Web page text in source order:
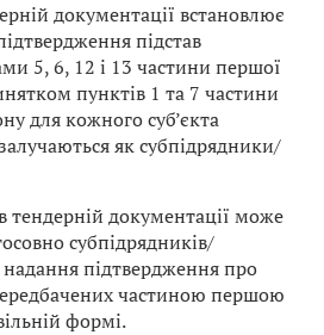
документації встановлює
підстав
5, 6, 12 і 13 частини першої
пунктів 1 та 7 частини
для кожного суб’єкта
як субпідрядники/
тендерній документації може
субпідрядників/
підтвердження про
частиною першою
формі.